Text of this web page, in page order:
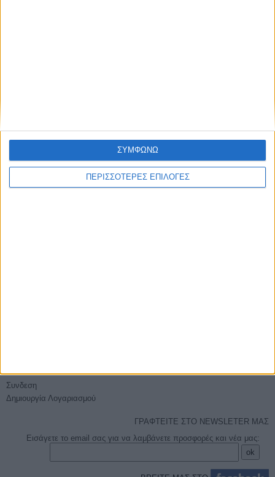
ΠΕΡΙΣΣΟΤΕΡΕΣ ΕΠΙΛΟΓΕΣ
ΣΥΜΦΩΝΩ
ΑΓΟΡΆΣΤΕ ΧΩΡΊΣ ΕΓΓΡΑΦΉ
Βάλτε την παραγγελία σας και χωρίς εγγραφή
Συνδεση
Δημιουργία Λογαριασμού
ΓΡΑΦΤΕΙΤΕ ΣΤΟ NEWSLETER ΜΑΣ
Εισάγετε το email σας για να λαμβάνετε προσφορές και νέα μας: